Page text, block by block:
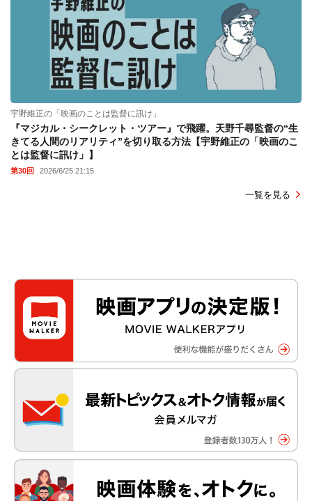
宇野維正の「映画のことは監督に訊け」
『マジカル・シークレット・ツアー』で飛躍。天野千尋監督の“生
きてる人間のリアリティ”を切り取る方法【宇野維正の「映画のこ
とは監督に訊け」】
第30回 2026/6/25 21:15
一覧を見る